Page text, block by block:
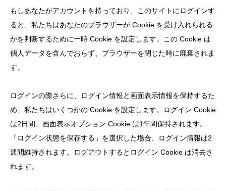
もしあなたがアカウントを持っており、このサイトにログインす
ると、私たちはあなたのブラウザーが Cookie を受け入れられる
かを判断するために一時 Cookie を設定します。この Cookie は
個人データを含んでおらず、ブラウザーを閉じた時に廃棄されま
す。
ログインの際さらに、ログイン情報と画面表示情報を保持するた
め、私たちはいくつかの Cookie を設定します。ログイン Cookie
は2日間、画面表示オプション Cookie は1年間保持されます。
「ログイン状態を保存する」を選択した場合、ログイン情報は2
週間維持されます。ログアウトするとログイン Cookie は消去さ
れます。